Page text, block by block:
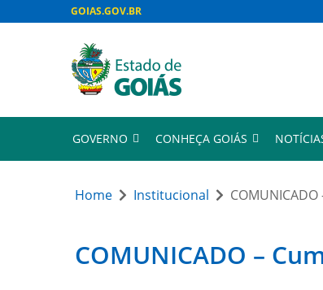
GOIAS.GOV.BR
GOVERNO CONHEÇA GOIÁS
Home Institucional
COMUNICADO –